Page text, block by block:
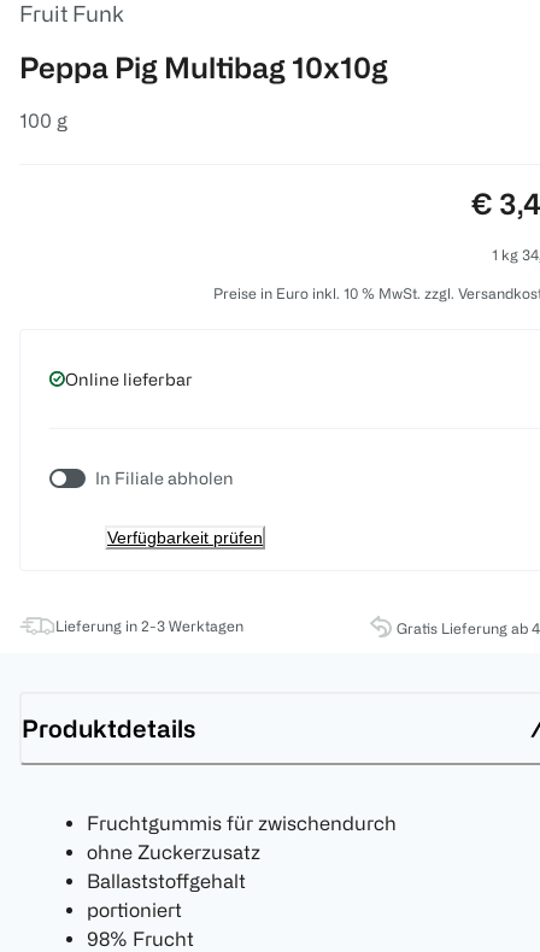
Fruit Funk
Peppa Pig Multibag 10x10g
100 g
€
1 kg
Preise in Euro inkl. 10 % MwSt. zzgl.
Online lieferbar
In Filiale abholen
Verfügbarkeit prüfen
Lieferung in 2-3 Werktagen Gratis Lieferung ab
Produktdetails
Fruchtgummis für zwischendurch
ohne Zuckerzusatz
Ballaststoffgehalt
portioniert
98% Frucht